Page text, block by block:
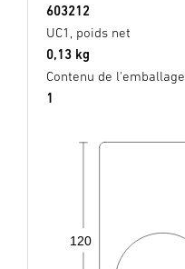
603212
UC1, poids net
0,13 kg
Contenu de l'emballage
1
120